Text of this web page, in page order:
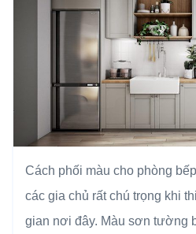
Cách phối màu cho phòng
các gia chủ rất chú trọng khi
gian nơi đây. Màu sơn tường